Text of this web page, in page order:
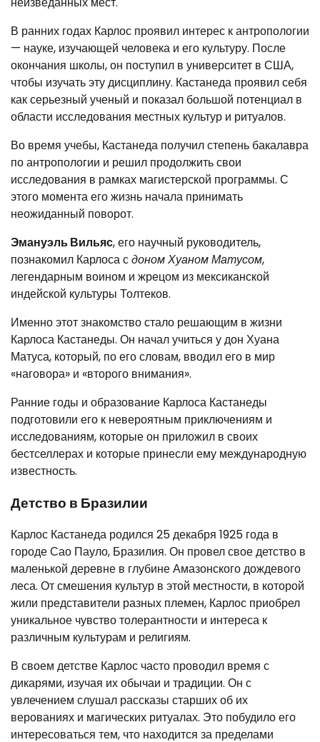
В ранних годах Карлос проявил интерес к антропологии
— науке, изучающей человека и его культуру. После
окончания школы, он поступил в университет в США,
чтобы изучать эту дисциплину. Кастанеда проявил себя
как серьезный ученый и показал большой потенциал в
области исследования местных культур и ритуалов.
Во время учебы, Кастанеда получил степень бакалавра
по антропологии и решил продолжить свои
исследования в рамках магистерской программы. С
этого момента его жизнь начала принимать
неожиданный поворот.
Эмануэль Вильяс, его научный руководитель,
познакомил Карлоса сдоном Хуаном Матусом,
легендарным воином и жрецом из мексиканской
индейской культуры Толтеков.
Именно этот знакомство стало решающим в жизни
Карлоса Кастанеды. Он начал учиться у дон Хуана
Матуса, который, по его словам, вводил его в мир
«наговора» и «второго внимания».
Ранние годы и образование Карлоса Кастанеды
подготовили его к невероятным приключениям и
исследованиям, которые он приложил в своих
бестселлерах и которые принесли ему международную
известность.
Детство в Бразилии
Карлос Кастанеда родился 25 декабря 1925 года в
городе Сао Пауло, Бразилия. Он провел свое детство в
маленькой деревне в глубине Амазонского дождевого
леса. От смешения культур в этой местности, в которой
жили представители разных племен, Карлос приобрел
уникальное чувство толерантности и интереса к
различным культурам и религиям.
В своем детстве Карлос часто проводил время с
дикарями, изучая их обычаи и традиции. Он с
увлечением слушал рассказы старших об их
верованиях и магических ритуалах. Это побудило его
интересоваться тем, что находится за пределами